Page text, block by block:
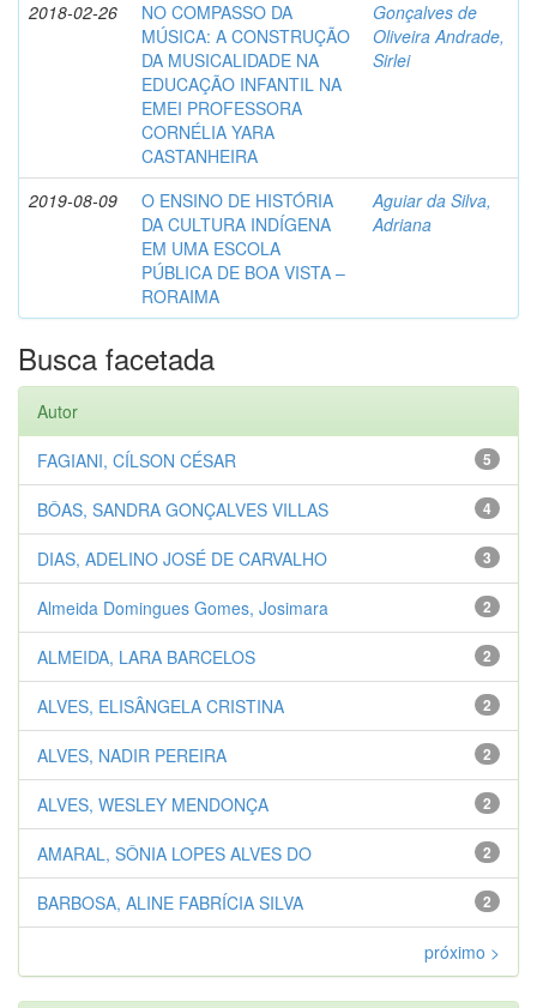
2018-02-26
NO COMPASSO DA
MÚSICA: A CONSTRUÇÃO
DA MUSICALIDADE NA
EDUCAÇÃO INFANTIL NA
EMEI PROFESSORA
CORNÉLIA YARA
CASTANHEIRA
Gonçalves de
Oliveira Andrade,
Sirlei
2019-08-09
O ENSINO DE HISTÓRIA
DA CULTURA INDÍGENA
EM UMA ESCOLA
PÚBLICA DE BOA VISTA –
RORAIMA
Aguiar da Silva,
Adriana
Busca facetada
Autor
5
FAGIANI, CÍLSON CÉSAR
4
BÔAS, SANDRA GONÇALVES VILLAS
3
DIAS, ADELINO JOSÉ DE CARVALHO
2
Almeida Domingues Gomes, Josimara
2
ALMEIDA, LARA BARCELOS
2
ALVES, ELISÂNGELA CRISTINA
2
ALVES, NADIR PEREIRA
2
ALVES, WESLEY MENDONÇA
2
AMARAL, SÔNIA LOPES ALVES DO
2
BARBOSA, ALINE FABRÍCIA SILVA
próximo >